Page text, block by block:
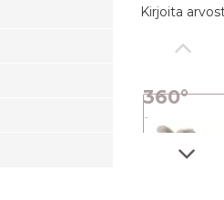
Kirjoita
360°
kuva